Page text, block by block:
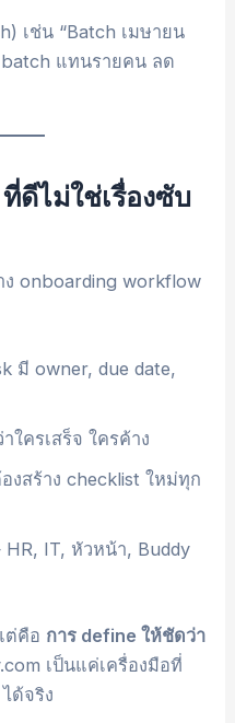
เช่น “Batch เมษายน
batch แทนรายคน ลด
ดีไม่ใช่เรื่องซับ
ง onboarding workflow
มี owner, due date,
ใครเสร็จ ใครค้าง
งสร้าง checklist ใหม่ทุก
IT, หัวหน้า, Buddy
ต่คือ การ define ให้ชัดว่า
เป็นแค่เครื่องมือที่
ด้จริง